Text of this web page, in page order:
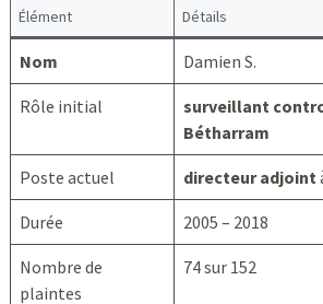
Élément Détails
Nom Damien S.
Rôle initial surveillant
Bétharram
Poste actuel directeur adjoint
Durée 2005 – 2018
Nombre de
plaintes
74 sur 152